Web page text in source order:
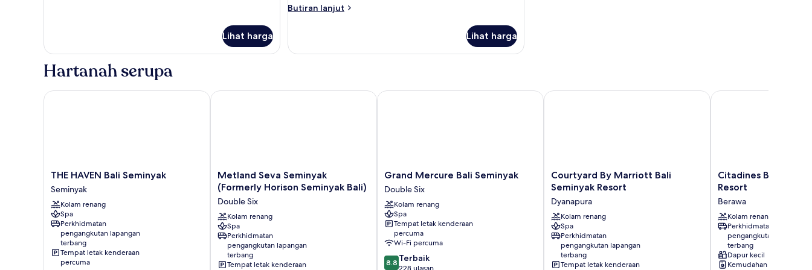
Lihat harga
Butiran lanjut
Butiran
Lihat harga
Hartanah serupa
THE
HAVEN
Bali
Seminyak
Seminyak
THE HAVEN Bali Seminyak
Seminyak
Kolam renang
Spa
Perkhidmatan
pengangkutan lapangan
terbang
Tempat letak kenderaan
percuma
THE HAVEN Bali Seminyak
Metland
Seva
Seminyak
(Formerly
Horison
Seminyak
Bali)
Double
Six
Metland Seva Seminyak
(Formerly Horison Seminyak Bali)
Double Six
Kolam renang
Spa
Perkhidmatan
pengangkutan lapangan
terbang
Tempat letak kenderaan
Metland Seva Seminyak (Formerly Horison Seminyak Bali)
Grand
Mercure
Bali
Seminyak
Double
Six
Grand Mercure Bali Seminyak
Double Six
Kolam renang
Spa
Tempat letak kenderaan
percuma
Wi-Fi percuma
8.8
8.8 Terbaik
Grand Mercure Bali Seminyak
Courtyard
By
Marriott
Bali
Seminyak
Resort
Dyanapura
Courtyard By Marriott Bali
Seminyak Resort
Dyanapura
Kolam renang
Spa
Perkhidmatan
pengangkutan lapangan
terbang
Tempat letak kenderaan
Courtyard By Marriott Bali Seminyak Resort
Citadines
Berawa
Bali
Resort
Berawa
Citadines Berawa
Resort
Berawa
Kolam renang
Perkhidmatan
pengangkutan lapangan
terbang
Dapur kecil
Kemudahan dobi
Citadines Berawa